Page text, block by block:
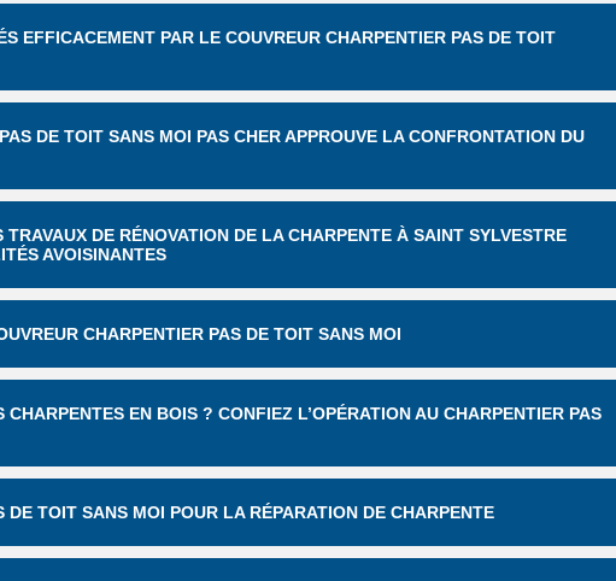
EFFICACEMENT PAR LE COUVREUR CHARPENTIER PAS DE TOIT
DE TOIT SANS MOI PAS CHER APPROUVE LA CONFRONTATION DU
DE RÉNOVATION DE LA CHARPENTE À SAINT SYLVESTRE
AVOISINANTES
CHARPENTIER PAS DE TOIT SANS MOI
EN BOIS ? CONFIEZ L’OPÉRATION AU CHARPENTIER PAS
DE TOIT SANS MOI POUR LA RÉPARATION DE CHARPENTE